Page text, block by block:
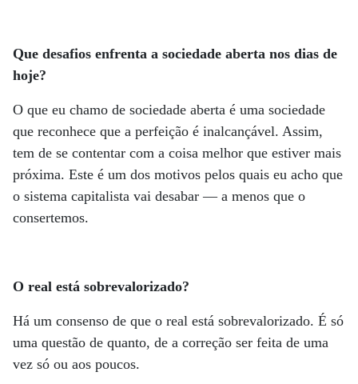
Que desafios enfrenta a sociedade aberta nos dias de
hoje?
O que eu chamo de sociedade aberta é uma sociedade
que reconhece que a perfeição é inalcançável. Assim,
tem de se contentar com a coisa melhor que estiver mais
próxima. Este é um dos motivos pelos quais eu acho que
o sistema capitalista vai desabar — a menos que o
consertemos.
O real está sobrevalorizado?
Há um consenso de que o real está sobrevalorizado. É só
uma questão de quanto, de a correção ser feita de uma
vez só ou aos poucos.